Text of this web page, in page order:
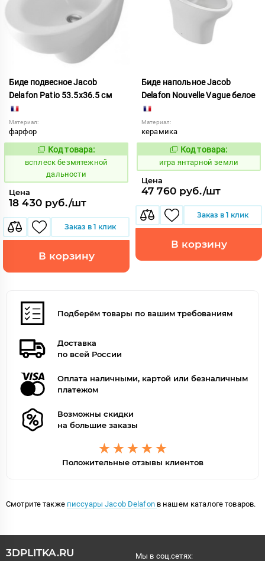
Биде подвесное Jacob
Delafon Patio 53.5x36.5 см
Материал:
фарфор
Код:
234996
Код товара:
всплеск безмятежной
дальности
Цена
18 430 руб./шт
Заказ в 1 клик
В корзину
Биде напольное Jacob
Delafon Nouvelle Vague белое
Материал:
керамика
Код:
562280
Код товара:
игра янтарной земли
Цена
47 760 руб./шт
Заказ в 1 клик
В корзину
Подберём товары по вашим требованиям
Доставка
по всей России
Оплата наличными, картой или безналичным
платежом
Возможны скидки
на большие заказы
Положительные отзывы клиентов
Смотрите также писсуары Jacob Delafon в нашем каталоге товаров.
3DPLITKA.RU Мы в соц.сетях: